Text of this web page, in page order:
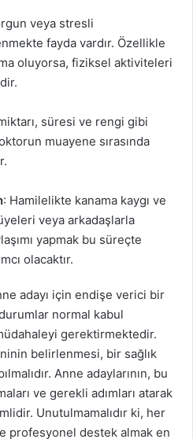
veya stresli
fayda vardır. Özellikle
oluyorsa, fiziksel aktiviteleri
süresi ve rengi gibi
muayene sırasında
: Hamilelikte kanama kaygı ve
veya arkadaşlarla
yapmak bu süreçte
olacaktır.
adayı için endişe verici bir
normal kabul
gerektirmektedir.
belirlenmesi, bir sağlık
Anne adaylarının, bu
ve gerekli adımları atarak
Unutulmamalıdır ki, her
profesyonel destek almak en